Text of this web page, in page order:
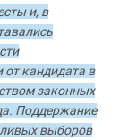
и, в
кандидата в
законных
Поддержание
выборов